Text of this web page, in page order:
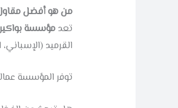
من هو أفضل
تعدمؤسسة بواكير
القرميد
توفر المؤسسة عمالة متخصصة وضماناً حقيقياً